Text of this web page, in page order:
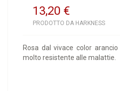
13,20 €
PRODOTTO DA HARKNESS
Rosa dal vivace color
molto resistente alle malattie.